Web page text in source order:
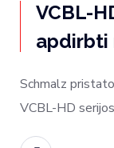
VCBL-
apdirbti
Schmalz
VCBL-HD